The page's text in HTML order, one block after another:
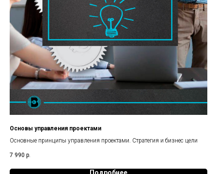
Основы управления проектами
Основные принципы управления проектами. Стратегия и бизнес цели
7 990 р.